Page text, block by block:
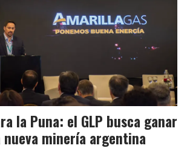
la Puna: el GLP busca ganar
nueva minería argentina